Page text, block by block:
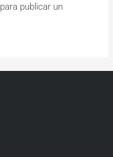
para publicar un